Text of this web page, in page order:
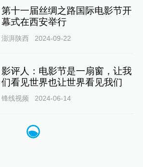
第十一届丝绸之路国际电影节开
幕式在西安举行
澎湃陕西 2024-09-22
影评人：电影节是一扇窗，让我
们看见世界也让世界看见我们
锋线视频 2024-06-14